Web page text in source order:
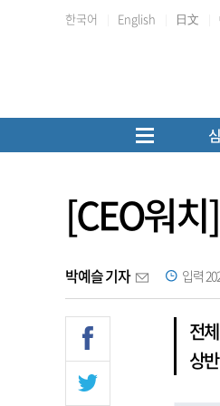
한국어 English 日文
[CEO워
박예슬 기자 입력
전
상